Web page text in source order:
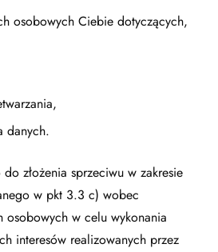
osobowych Ciebie dotyczących,
danych.
złożenia sprzeciwu w zakresie
w pkt 3.3 c) wobec
osobowych w celu wykonania
interesów realizowanych przez